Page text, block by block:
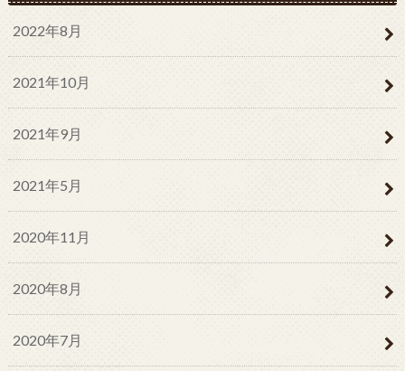
2022年8月
2021年10月
2021年9月
2021年5月
2020年11月
2020年8月
2020年7月